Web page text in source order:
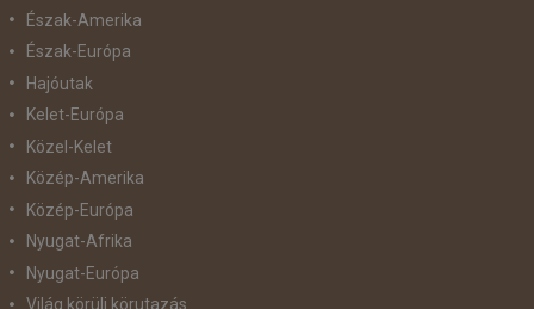
Észak-Amerika
Észak-Európa
Hajóutak
Kelet-Európa
Közel-Kelet
Közép-Amerika
Közép-Európa
Nyugat-Afrika
Nyugat-Európa
Világ körüli körutazás